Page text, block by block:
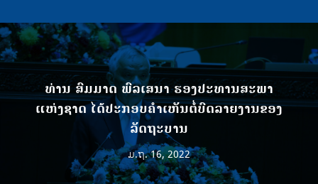
ທ່ານ ສົມມາດ ພົລເສນາ ຮອງປະທານສະພາ
ແຫ່ງຊາດ ໄດ້ປະກອບຄໍາເຫັນຕໍ່ບົດລາຍງານຂອງ
ລັດຖະບານ
ມ.ຖ. 16, 2022